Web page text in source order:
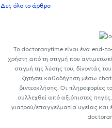
Δες όλο το άρθρο
Το doctoranytime είναι ένα end-
χρήστη από τη στιγμή που
στιγμή της λύσης του, δίνοντάς
ζητήσει καθοδήγηση μέσω chat
βιντεοκλήσης. Οι πληροφορίες
συλλεχθεί από αξιόπιστες
γιατρού/επαγγελματία υγείας και